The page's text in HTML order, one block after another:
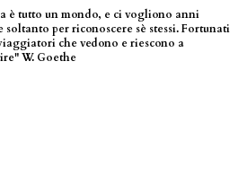
è tutto un mondo, e ci vogliono anni
soltanto per riconoscere sè stessi. Fortunati
che vedono e riescono a
W. Goethe